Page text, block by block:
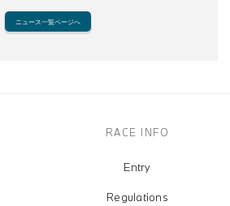
ニュース一覧ページへ
RACE INFO
Entry
Regulations